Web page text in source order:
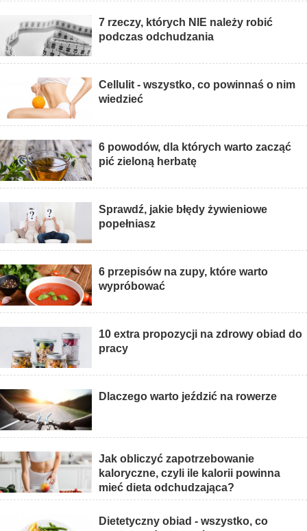
7 rzeczy, których NIE należy robić
podczas odchudzania
Cellulit - wszystko, co powinnaś o nim
wiedzieć
6 powodów, dla których warto zacząć
pić zieloną herbatę
Sprawdź, jakie błędy żywieniowe
popełniasz
6 przepisów na zupy, które warto
wypróbować
10 extra propozycji na zdrowy obiad do
pracy
Dlaczego warto jeździć na rowerze
Jak obliczyć zapotrzebowanie
kaloryczne, czyli ile kalorii powinna
mieć dieta odchudzająca?
Dietetyczny obiad - wszystko, co